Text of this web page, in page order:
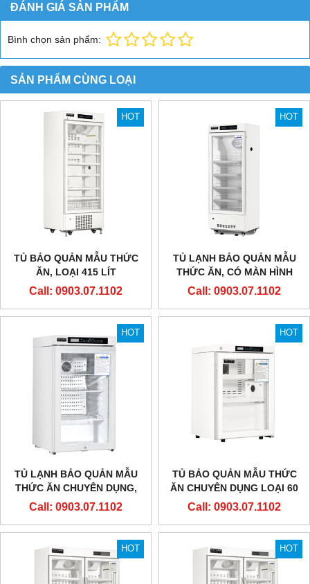
ĐÁNH GIÁ SẢN PHẨM
Bình chọn sản phẩm:
SẢN PHẨM CÙNG LOẠI
HOT
TỦ BẢO QUẢN MẪU THỨC
ĂN, LOẠI 415 LÍT
Call: 0903.07.1102
HOT
TỦ LẠNH BẢO QUẢN MẪU
THỨC ĂN, CÓ MÀN HÌNH
NHIỆT ĐỘ
Call: 0903.07.1102
HOT
TỦ LẠNH BẢO QUẢN MẪU
THỨC ĂN CHUYÊN DỤNG,
LOẠI 100 LÍT (CÓ MÀN HÌNH
Call: 0903.07.1102
HOT
TỦ BẢO QUẢN MẪU THỨC
ĂN CHUYÊN DỤNG LOẠI 60
LÍT
Call: 0903.07.1102
HOT HOT